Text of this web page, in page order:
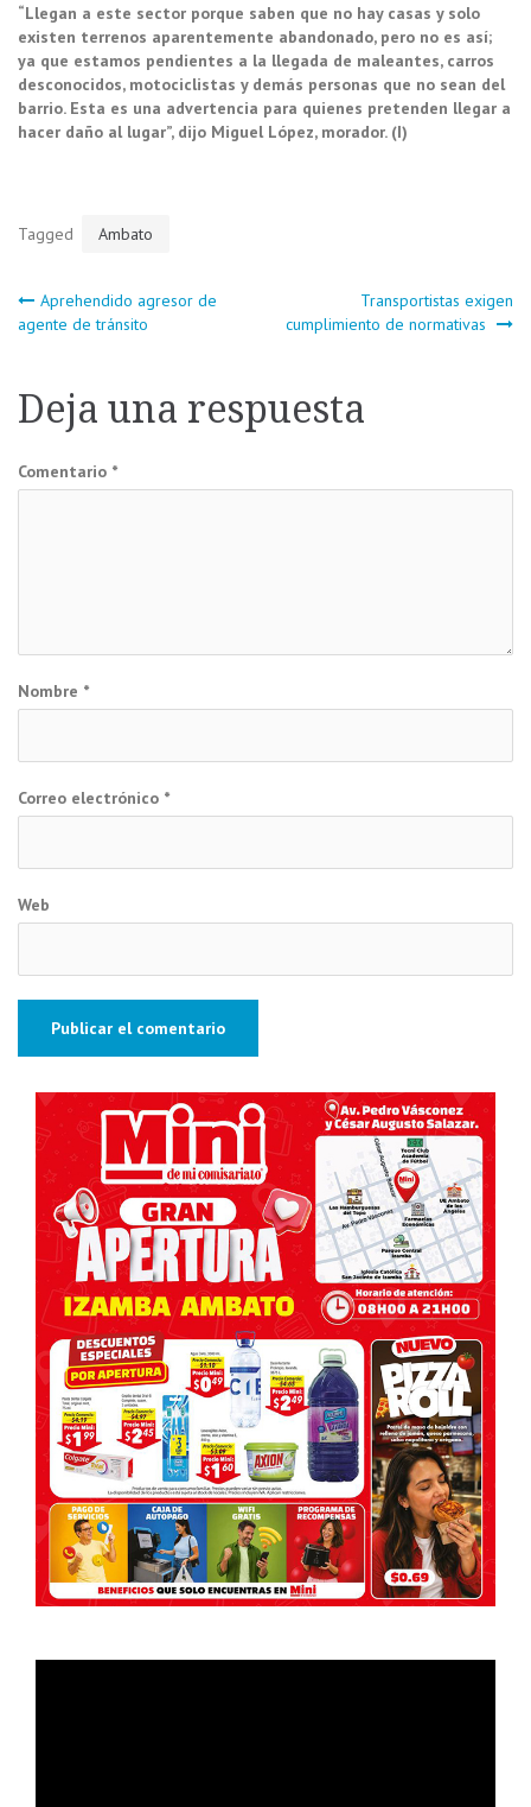
“Llegan a este sector porque saben que no hay casas y solo
existen terrenos aparentemente abandonado, pero no es así;
ya que estamos pendientes a la llegada de maleantes, carros
desconocidos, motociclistas y demás personas que no sean del
barrio. Esta es una advertencia para quienes pretenden llegar a
hacer daño al lugar”, dijo Miguel López, morador. (I)
Tagged Ambato
Navegación
entradas
Aprehendido agresor de
agente de tránsito
Transportistas exigen
cumplimiento de normativas
Deja una respuesta
Comentario *
Nombre *
Correo electrónico *
Web